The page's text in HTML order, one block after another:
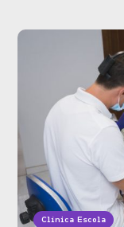
Clínica Escola